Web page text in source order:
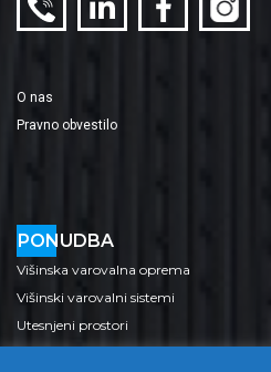
O nas
Pravno obvestilo
PONUDBA
Višinska varovalna oprema
Višinski varovalni sistemi
Utesnjeni prostori